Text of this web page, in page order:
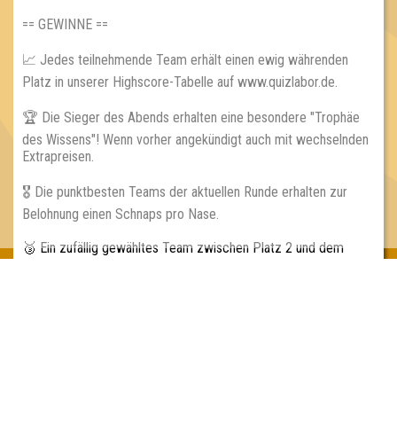
== GEWINNE ==
📈 Jedes teilnehmende Team erhält einen ewig währenden
Platz in unserer Highscore-Tabelle auf www.quizlabor.de.
🏆 Die Sieger des Abends erhalten eine besondere "Trophäe
des Wissens"! Wenn vorher angekündigt auch mit wechselnden
Extrapreisen.
🎖 Die punktbesten Teams der aktuellen Runde erhalten zur
Belohnung einen Schnaps pro Nase.
🥉 Ein zufällig gewähltes Team zwischen Platz 2 und dem